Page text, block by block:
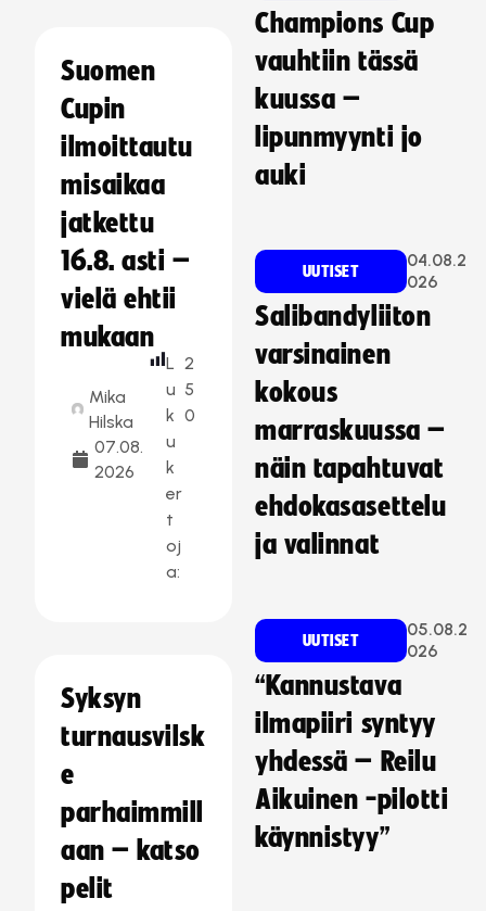
Suomen
Cupin
ilmoittautu
misaikaa
jatkettu
16.8. asti –
vielä ehtii
mukaan
Mika
Hilska
07.08.
2026
L
u
k
u
k
er
t
oj
a:
2
5
0
Syksyn
turnausvilsk
e
parhaimmill
aan – katso
pelit
Champions Cup
vauhtiin tässä
kuussa –
lipunmyynti jo
auki
UUTISET
04.08.2
026
Salibandyliiton
varsinainen
kokous
marraskuussa –
näin tapahtuvat
ehdokasasettelu
ja valinnat
UUTISET
05.08.2
026
“Kannustava
ilmapiiri syntyy
yhdessä – Reilu
Aikuinen -pilotti
käynnistyy”